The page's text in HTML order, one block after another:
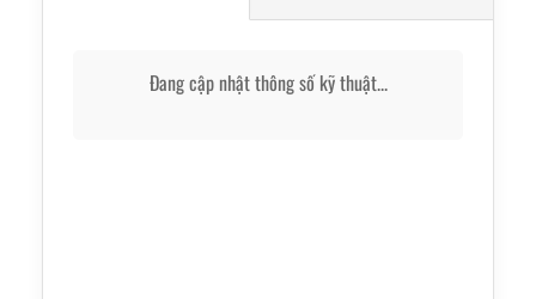
Đang cập nhật thông số kỹ thuật...